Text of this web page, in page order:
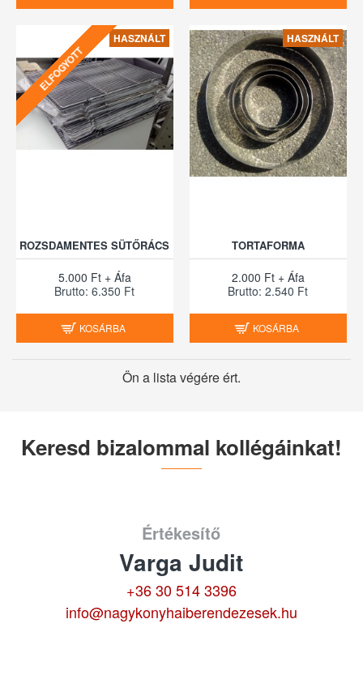
HASZNÁLT
ELFOGYOTT
ROZSDAMENTES SÜTŐRÁCS
5.000 Ft + Áfa
Brutto: 6.350 Ft
KOSÁRBA
HASZNÁLT
TORTAFORMA
2.000 Ft + Áfa
Brutto: 2.540 Ft
KOSÁRBA
Ön a lista végére ért.
Keresd bizalommal kollégáinkat!
Értékesítő
Varga Judit
+36 30 514 3396
info@nagykonyhaiberendezesek.hu